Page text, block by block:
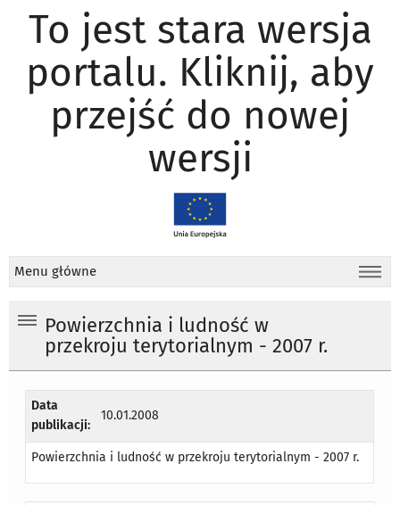
To jest stara wersja
portalu. Kliknij, aby
przejść do nowej
wersji
Menu główne
Powierzchnia i ludność w
przekroju terytorialnym - 2007 r.
Data
publikacji:
10.01.2008
Powierzchnia i ludność w przekroju terytorialnym - 2007 r.